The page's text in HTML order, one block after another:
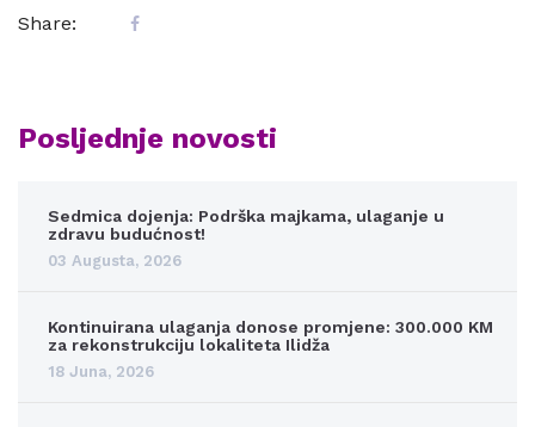
Share:
Posljednje novosti
Sedmica dojenja: Podrška majkama, ulaganje u
zdravu budućnost!
03 Augusta, 2026
Kontinuirana ulaganja donose promjene: 300.000 KM
za rekonstrukciju lokaliteta Ilidža
18 Juna, 2026